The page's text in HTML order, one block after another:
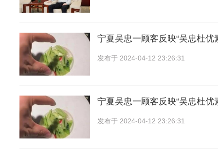
宁夏吴忠一顾客反映“吴忠杜优
发布于 2024-04-12 23:26:31
宁夏吴忠一顾客反映“吴忠杜优
发布于 2024-04-12 23:26:31